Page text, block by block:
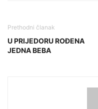
Prethodni članak
U PRIJEDORU ROĐENA
JEDNA BEBA